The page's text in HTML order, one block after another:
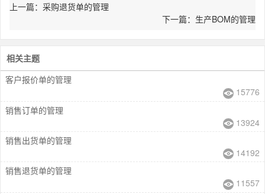
上一篇：采购退货单的管理
下一篇：生产BOM的管理
相关主题
客户报价单的管理
15776
销售订单的管理
13924
销售出货单的管理
14192
销售退货单的管理
11557